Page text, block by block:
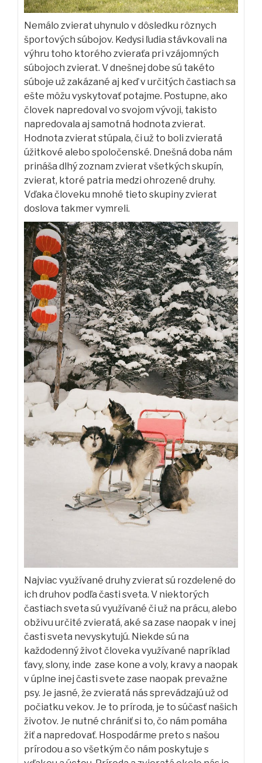
Nemálo zvierat uhynulo v dôsledku rôznych
športových súbojov. Kedysi ľudia stávkovali na
výhru toho ktorého zvieraťa pri vzájomných
súbojoch zvierat. V dnešnej dobe sú takéto
súboje už zakázané aj keď v určitých častiach sa
ešte môžu vyskytovať potajme. Postupne, ako
človek napredoval vo svojom vývoji, takisto
napredovala aj samotná hodnota zvierat.
Hodnota zvierat stúpala, či už to boli zvieratá
úžitkové alebo spoločenské. Dnešná doba nám
prináša dlhý zoznam zvierat všetkých skupín,
zvierat, ktoré patria medzi ohrozené druhy.
Vďaka človeku mnohé tieto skupiny zvierat
doslova takmer vymreli.
Najviac využívané druhy zvierat sú rozdelené do
ich druhov podľa časti sveta. V niektorých
častiach sveta sú využívané či už na prácu, alebo
obživu určité zvieratá, aké sa zase naopak v inej
časti sveta nevyskytujú. Niekde sú na
každodenný život človeka využívané napríklad
ťavy, slony, inde zase kone a voly, kravy a naopak
v úplne inej časti svete zase naopak prevažne
psy. Je jasné, že zvieratá nás sprevádzajú už od
počiatku vekov. Je to príroda, je to súčasť našich
životov. Je nutné chrániť si to, čo nám pomáha
žiť a napredovať. Hospodárme preto s našou
prírodou a so všetkým čo nám poskytuje s